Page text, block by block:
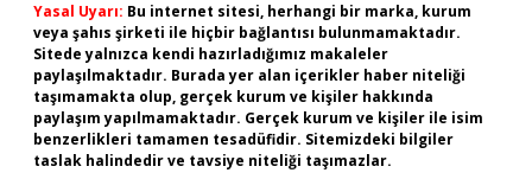
Yasal Uyarı: Bu internet sitesi, herhangi bir marka, kurum
veya şahıs şirketi ile hiçbir bağlantısı bulunmamaktadır.
Sitede yalnızca kendi hazırladığımız makaleler
paylaşılmaktadır. Burada yer alan içerikler haber niteliği
taşımamakta olup, gerçek kurum ve kişiler hakkında
paylaşım yapılmamaktadır. Gerçek kurum ve kişiler ile isim
benzerlikleri tamamen tesadüfidir. Sitemizdeki bilgiler
taslak halindedir ve tavsiye niteliği taşımazlar.